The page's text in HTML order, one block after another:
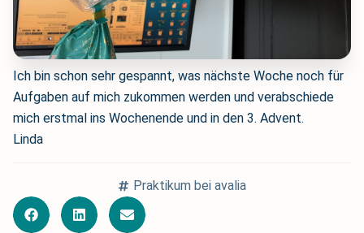
Ich bin schon sehr gespannt, was nächste Woche noch für
Aufgaben auf mich zukommen werden und verabschiede
mich erstmal ins Wochenende und in den 3. Advent.
Linda
Praktikum bei avalia